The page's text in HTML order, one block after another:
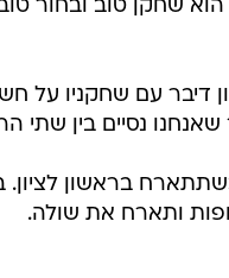
שחקן טוב ובחור
דיבר עם שחקניו על
נסיים בין שתי
בראשון
ותארח את שולה.